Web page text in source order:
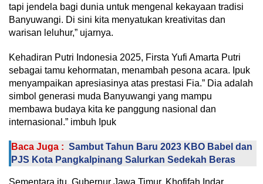
tapi jendela bagi dunia untuk mengenal kekayaan tradisi
Banyuwangi. Di sini kita menyatukan kreativitas dan
warisan leluhur,” ujarnya.
Kehadiran Putri Indonesia 2025, Firsta Yufi Amarta Putri
sebagai tamu kehormatan, menambah pesona acara. Ipuk
menyampaikan apresiasinya atas prestasi Fia.” Dia adalah
simbol generasi muda Banyuwangi yang mampu
membawa budaya kita ke panggung nasional dan
internasional.” imbuh Ipuk
Baca Juga : Sambut Tahun Baru 2023 KBO Babel dan
PJS Kota Pangkalpinang Salurkan Sedekah Beras
Sementara itu, Gubernur Jawa Timur, Khofifah Indar